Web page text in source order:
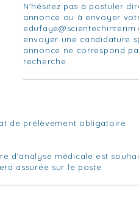
N'hésitez pas à postuler
annonce ou à envoyer
envoyer une candidature
annonce ne correspond
recherche.
de prélèvement obligatoire
d'analyse médicale est
assurée sur le poste